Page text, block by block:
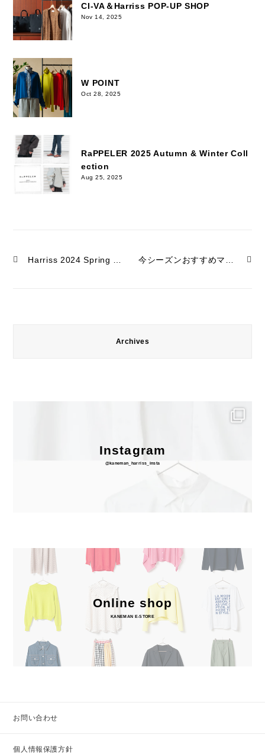
CI-VA＆Harriss POP-UP SHOP
Nov 14, 2025
W POINT
Oct 28, 2025
RaPPELER 2025 Autumn & Winter Coll
ection
Aug 25, 2025
Harriss 2024 Spring & Summer Collection 今シーズンおすすめマフラー！
Archives
Instagram
@kaneman_harriss_insta
Online shop
KANEMAN E-STORE
お問い合わせ
個人情報保護方針